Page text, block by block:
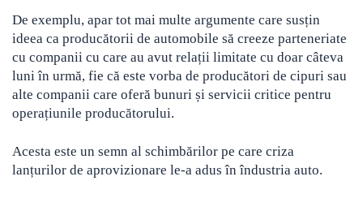
De exemplu, apar tot mai multe argumente care susțin
ideea ca producătorii de automobile să creeze parteneriate
cu companii cu care au avut relații limitate cu doar câteva
luni în urmă, fie că este vorba de producători de cipuri sau
alte companii care oferă bunuri și servicii critice pentru
operațiunile producătorului.
Acesta este un semn al schimbărilor pe care criza
lanțurilor de aprovizionare le-a adus în îndustria auto.